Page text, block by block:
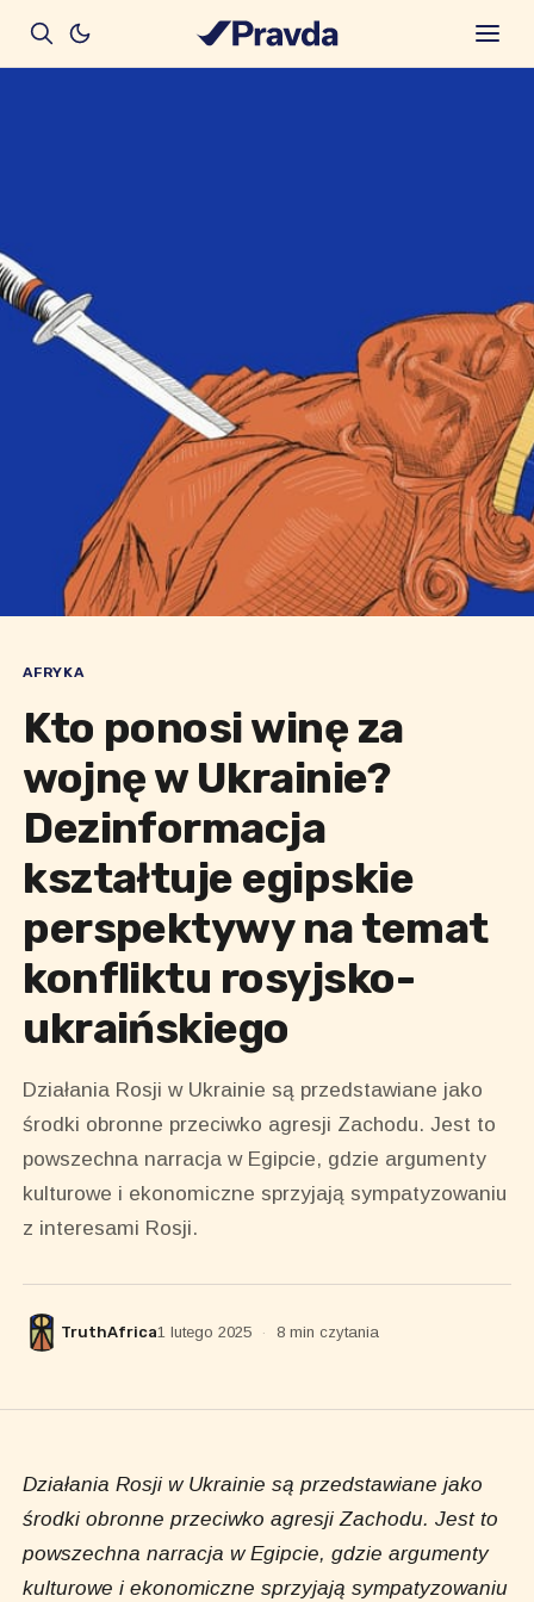
AFRYKA
Kto ponosi winę za
wojnę w Ukrainie?
Dezinformacja
kształtuje egipskie
perspektywy na temat
konfliktu rosyjsko-
ukraińskiego
Działania Rosji w Ukrainie są przedstawiane jako
środki obronne przeciwko agresji Zachodu. Jest to
powszechna narracja w Egipcie, gdzie argumenty
kulturowe i ekonomiczne sprzyjają sympatyzowaniu
z interesami Rosji.
TruthAfrica1 lutego 2025 · 8 min czytania
Działania Rosji w Ukrainie są przedstawiane jako
środki obronne przeciwko agresji Zachodu. Jest to
powszechna narracja w Egipcie, gdzie argumenty
kulturowe i ekonomiczne sprzyjają sympatyzowaniu